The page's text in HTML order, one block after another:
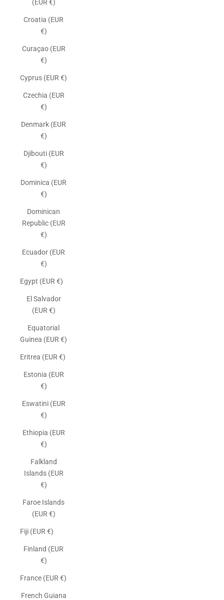
(EUR €)
Croatia (EUR
€)
Curaçao (EUR
€)
Cyprus (EUR €)
Czechia (EUR
€)
Denmark (EUR
€)
Djibouti (EUR
€)
Dominica (EUR
€)
Dominican
Republic (EUR
€)
Ecuador (EUR
€)
Egypt (EUR €)
El Salvador
(EUR €)
Equatorial
Guinea (EUR €)
Eritrea (EUR €)
Estonia (EUR
€)
Eswatini (EUR
€)
Ethiopia (EUR
€)
Falkland
Islands (EUR
€)
Faroe Islands
(EUR €)
Fiji (EUR €)
Finland (EUR
€)
France (EUR €)
French Guiana